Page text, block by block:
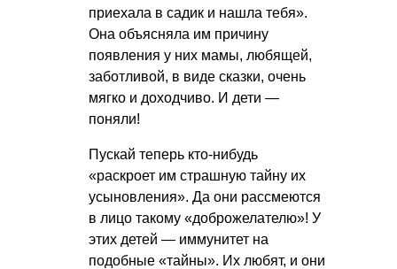
приехала в садик и нашла тебя».
Она объясняла им причину
появления у них мамы, любящей,
заботливой, в виде сказки, очень
мягко и доходчиво. И дети —
поняли!
Пускай теперь кто-нибудь
«раскроет им страшную тайну их
усыновления». Да они рассмеются
в лицо такому «доброжелателю»! У
этих детей — иммунитет на
подобные «тайны». Их любят, и они